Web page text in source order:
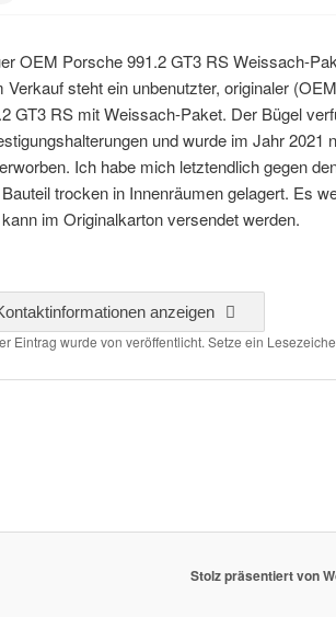
OEM Porsche 991.2 GT3 RS Weissach-
Verkauf steht ein unbenutzter, originaler
GT3 RS mit Weissach-Paket. Der Bügel
und wurde im Jahr 2021
Ich habe mich letztendlich gegen
trocken in Innenräumen gelagert. Es
im Originalkarton versendet werden.
anzeigen
Eintrag wurde von veröffentlicht. Setze ein
Stolz präsentiert von